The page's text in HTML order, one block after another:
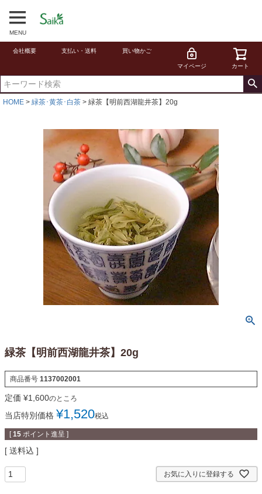
MENU
会社概要 支払い・送料 買い物かご
マイページ カート
HOME 緑茶･黄茶･白茶 緑茶【明前西湖龍井茶】20g
緑茶【明前西湖龍井茶】20g
商品番号 1137002001
定価 ¥1,600のところ
当店特別価格 ¥1,520税込
[ 15 ポイント進呈 ]
送料込
お気に入りに登録する